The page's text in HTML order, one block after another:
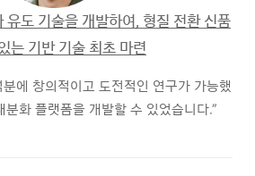
유도 기술을 개발하여, 형질 전환 신품
는 기반 기술 최초 마련
에 창의적이고 도전적인 연구가 가능했
분화 플랫폼을 개발할 수 있었습니다.”